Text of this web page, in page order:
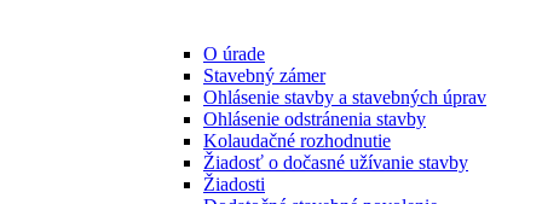
O úrade
Stavebný zámer
Ohlásenie stavby a stavebných úprav
Ohlásenie odstránenia stavby
Kolaudačné rozhodnutie
Žiadosť o dočasné užívanie stavby
Žiadosti